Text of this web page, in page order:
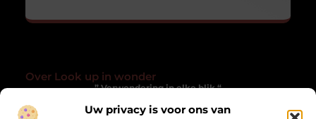
Uw privacy is voor ons van
Over Look up in wonder
” Verwondering in elke blik “
Lookupinwonder.nl laat je anders kijken naar het gewone. Een